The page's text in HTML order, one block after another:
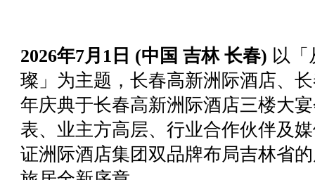
2026年7月1日 (中国 吉林 长春) 以「
璨」为主题，长春高新洲际酒店、
年庆典于长春高新洲际酒店三楼大
表、业主方高层、行业合作伙伴及
证洲际酒店集团双品牌布局吉林省